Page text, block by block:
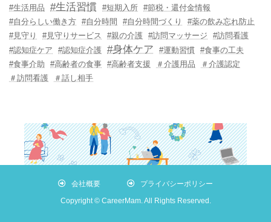
#生活用品
#生活習慣 #短期入所 #節税・還付金情報
#自分らしい働き方 #自分時間 #自分時間づくり
#薬の飲み忘れ防止
#見守り
#見守りサービス #親の介護 #訪問マッサージ
#訪問看護
#認知症ケア
#認知症介護 #身体ケア #運動習慣 #食事の工夫
#食事介助
#高齢者の食事 #高齢者支援 ＃介護用品
＃介護認定
＃訪問看護
＃話し相手
会社概要
プライバシーポリシー
Copyright © CareerMam. All Rights Reserved.